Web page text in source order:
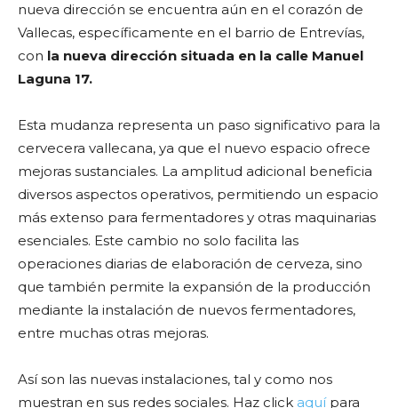
nueva dirección se encuentra aún en el corazón de
Vallecas, específicamente en el barrio de Entrevías,
con la nueva dirección situada en la calle Manuel
Laguna 17.
Esta mudanza representa un paso significativo para la
cervecera vallecana, ya que el nuevo espacio ofrece
mejoras sustanciales. La amplitud adicional beneficia
diversos aspectos operativos, permitiendo un espacio
más extenso para fermentadores y otras maquinarias
esenciales. Este cambio no solo facilita las
operaciones diarias de elaboración de cerveza, sino
que también permite la expansión de la producción
mediante la instalación de nuevos fermentadores,
entre muchas otras mejoras.
Así son las nuevas instalaciones, tal y como nos
muestran en sus redes sociales. Haz click aquípara